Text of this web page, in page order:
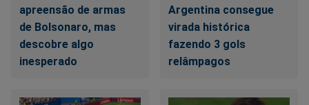
apreensão de armas
de Bolsonaro, mas
descobre algo
inesperado
Argentina consegue
virada histórica
fazendo 3 gols
relâmpagos